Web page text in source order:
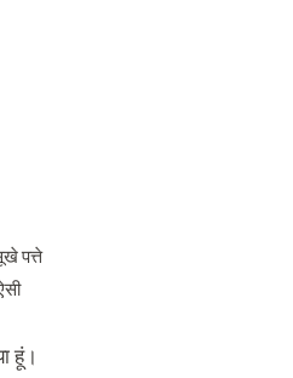
पत्ते
हूं।